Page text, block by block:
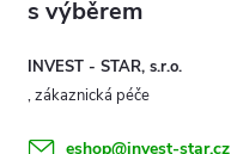
INVEST - STAR, s.r.o.
eshop@invest-star.cz